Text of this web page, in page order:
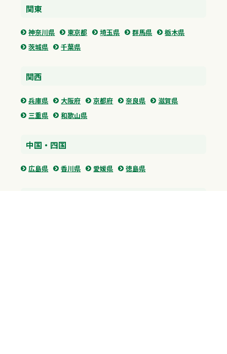
関東
神奈川県 東京都 埼玉県 群馬県
栃木県
茨城県
千葉県
関西
兵庫県 大阪府 京都府 奈良県
滋賀県
三重県
和歌山県
中国・四国
広島県 香川県 愛媛県 徳島県